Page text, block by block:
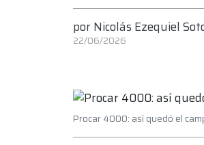
por Nicolás Ezequiel
22/06/2026
Procar 4000: así quedó el